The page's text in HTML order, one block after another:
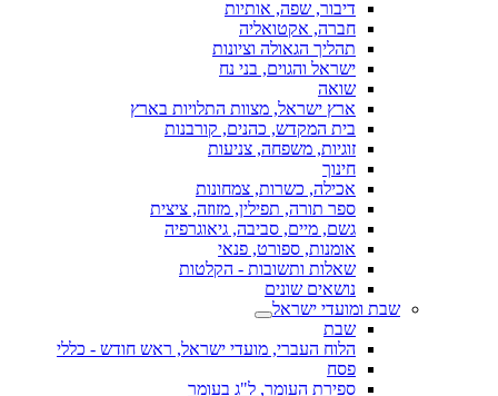
דיבור, שפה, אותיות
חברה, אקטואליה
תהליך הגאולה וציונות
ישראל והגוים, בני נח
שואה
ארץ ישראל, מצוות התלויות בארץ
בית המקדש, כהנים, קורבנות
זוגיות, משפחה, צניעות
חינוך
אכילה, כשרות, צמחונות
ספר תורה, תפילין, מזוזה, ציצית
גשם, מיים, סביבה, גיאוגרפיה
אומנות, ספורט, פנאי
שאלות ותשובות - הקלטות
נושאים שונים
שבת ומועדי ישראל
שבת
הלוח העברי, מועדי ישראל, ראש חודש - כללי
פסח
ספירת העומר, ל"ג בעומר